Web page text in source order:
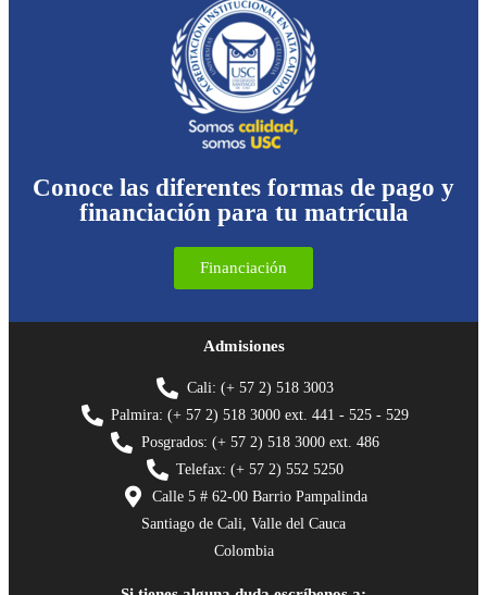
Conoce las diferentes formas de pago y
financiación para tu matrícula
Financiación
Admisiones
Cali: (+ 57 2) 518 3003
Palmira: (+ 57 2) 518 3000 ext. 441 - 525 - 529
Posgrados: (+ 57 2) 518 3000 ext. 486
Telefax: (+ 57 2) 552 5250
Calle 5 # 62-00 Barrio Pampalinda
Santiago de Cali, Valle del Cauca
Colombia